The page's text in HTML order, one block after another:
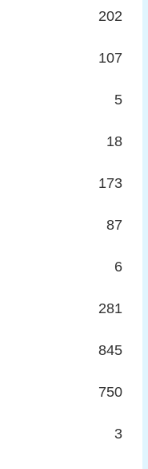
202
107
5
18
173
87
6
281
845
750
3